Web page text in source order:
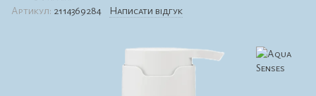
Артикул: 2114369284 Написати відгук